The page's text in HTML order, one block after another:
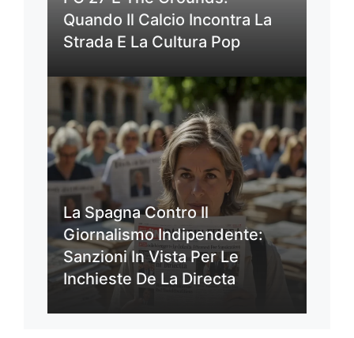
Quando Il Calcio Incontra La
Strada E La Cultura Pop
La Spagna Contro Il
Giornalismo Indipendente:
Sanzioni In Vista Per Le
Inchieste De La Directa